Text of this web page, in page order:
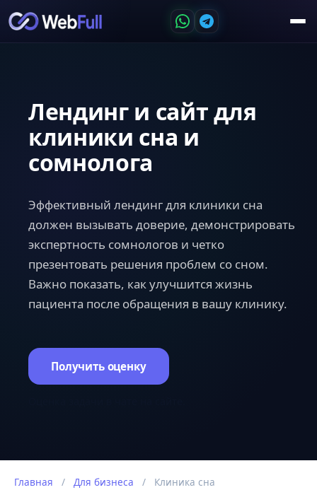
Лендинг и сайт для
клиники сна и
сомнолога
Эффективный лендинг для клиники сна
должен вызывать доверие, демонстрировать
экспертность сомнологов и четко
презентовать решения проблем со сном.
Важно показать, как улучшится жизнь
пациента после обращения в вашу клинику.
Получить оценку
Главная / Для бизнеса / Клиника сна